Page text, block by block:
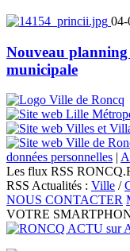
04-
Nouveau planning
municipale
données personnelles |
Les flux RSS
RSS Actualités : Ville /
NOUS CONTACTER
VOTRE